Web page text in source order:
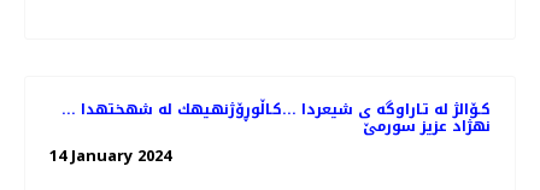
كـۆالژ له تـاراوگه ی شیعردا ...كـاڵوڕۆژنهیهك له شهختهدا ...
نهژاد عزیز سورمێ
14 January 2024